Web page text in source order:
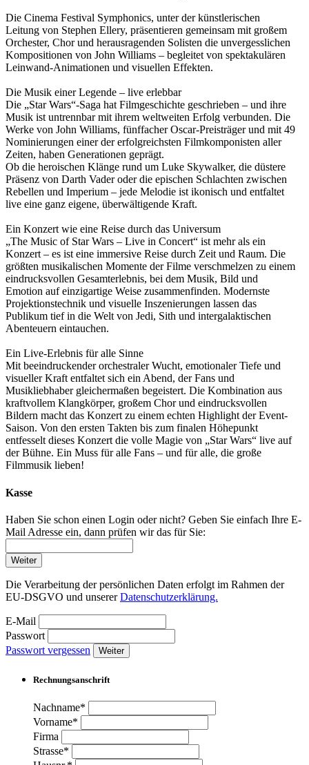
Die Cinema Festival Symphonics, unter der künstlerischen
Leitung von Stephen Ellery, präsentieren gemeinsam mit großem
Orchester, Chor und herausragenden Solisten die unvergesslichen
Kompositionen von John Williams – begleitet von spektakulären
Leinwand-Animationen und visuellen Effekten.
Die Musik einer Legende – live erlebbar
Die „Star Wars“-Saga hat Filmgeschichte geschrieben – und ihre
Musik ist untrennbar mit ihrem weltweiten Erfolg verbunden. Die
Werke von John Williams, fünffacher Oscar-Preisträger und mit 49
Nominierungen einer der erfolgreichsten Filmkomponisten aller
Zeiten, haben Generationen geprägt.
Ob die heroischen Klänge rund um Luke Skywalker, die düstere
Präsenz von Darth Vader oder die epischen Schlachten zwischen
Rebellen und Imperium – jede Melodie ist ikonisch und entfaltet
live eine ganz eigene, überwältigende Kraft.
Ein Konzert wie eine Reise durch das Universum
„The Music of Star Wars – Live in Concert“ ist mehr als ein
Konzert – es ist eine immersive Reise durch Zeit und Raum. Die
größten musikalischen Momente der Filme verschmelzen zu einem
eindrucksvollen Gesamterlebnis, bei dem Musik, Bild und
Emotion auf einzigartige Weise zusammenfinden. Modernste
Projektionstechnik und visuelle Inszenierungen lassen das
Publikum tief in die Welt von Jedi, Sith und intergalaktischen
Abenteuern eintauchen.
Ein Live-Erlebnis für alle Sinne
Mit beeindruckender orchestraler Wucht, emotionaler Tiefe und
visueller Kraft entfaltet sich ein Abend, der Fans und
Musikliebhaber gleichermaßen begeistert. Die Kombination aus
kraftvollem Klangkörper, großem Chor und eindrucksvollen
Bildern macht das Konzert zu einem echten Highlight der Event-
Saison. Von den ersten Takten bis zum finalen Höhepunkt
entfesselt dieses Konzert die volle Magie von „Star Wars“ live auf
der Bühne. Ein Muss für alle Fans – und für alle, die große
Filmmusik lieben!
Kasse
Haben Sie schon einen Login oder nicht? Geben Sie einfach Ihre E-
Mail Adresse ein, dann prüfen wir das für Sie:
Weiter
Die Verarbeitung der persönlichen Daten erfolgt im Rahmen der
EU-DSGVO und unsererDatenschutzerklärung.
E-Mail
Passwort
Passwort vergessen
Weiter
Rechnungsanschrift
Nachname*
Vorname*
Firma
Strasse*